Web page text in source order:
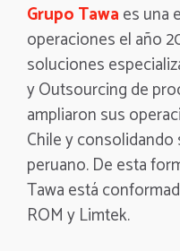
Grupo Tawaes una
operaciones el año
soluciones
y Outsourcing de
ampliaron sus
Chile y
peruano. De esta
Tawa está
ROM y Limtek.